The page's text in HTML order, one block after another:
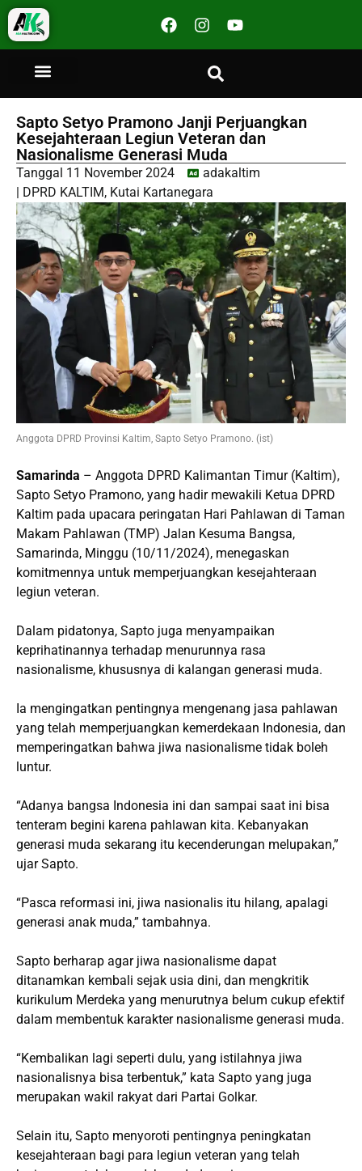
Sapto Setyo Pramono Janji Perjuangkan
Kesejahteraan Legiun Veteran dan
Nasionalisme Generasi Muda
Tanggal 11 November 2024
adakaltim
DPRD KALTIM, Kutai Kartanegara
Anggota DPRD Provinsi Kaltim, Sapto Setyo Pramono. (ist)
Samarinda – Anggota DPRD Kalimantan Timur (Kaltim),
Sapto Setyo Pramono, yang hadir mewakili Ketua DPRD
Kaltim pada upacara peringatan Hari Pahlawan di Taman
Makam Pahlawan (TMP) Jalan Kesuma Bangsa,
Samarinda, Minggu (10/11/2024), menegaskan
komitmennya untuk memperjuangkan kesejahteraan
legiun veteran.
Dalam pidatonya, Sapto juga menyampaikan
keprihatinannya terhadap menurunnya rasa
nasionalisme, khususnya di kalangan generasi muda.
Ia mengingatkan pentingnya mengenang jasa pahlawan
yang telah memperjuangkan kemerdekaan Indonesia, dan
memperingatkan bahwa jiwa nasionalisme tidak boleh
luntur.
“Adanya bangsa Indonesia ini dan sampai saat ini bisa
tenteram begini karena pahlawan kita. Kebanyakan
generasi muda sekarang itu kecenderungan melupakan,”
ujar Sapto.
“Pasca reformasi ini, jiwa nasionalis itu hilang, apalagi
generasi anak muda,” tambahnya.
Sapto berharap agar jiwa nasionalisme dapat
ditanamkan kembali sejak usia dini, dan mengkritik
kurikulum Merdeka yang menurutnya belum cukup efektif
dalam membentuk karakter nasionalisme generasi muda.
“Kembalikan lagi seperti dulu, yang istilahnya jiwa
nasionalisnya bisa terbentuk,” kata Sapto yang juga
merupakan wakil rakyat dari Partai Golkar.
Selain itu, Sapto menyoroti pentingnya peningkatan
kesejahteraan bagi para legiun veteran yang telah